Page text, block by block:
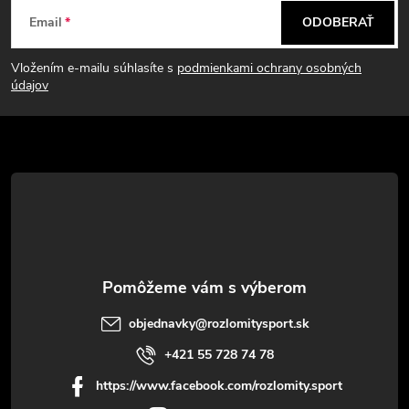
p
r
v
y
i
e
á
p
t
Email
Vložením e-mailu súhlasíte s podmienkami ochrany osobných
údajov
ODOBERAŤ
objednavky@rozlomitysport.sk
+421 55 728 74 78
https://www.facebook.com/rozlomity.sport